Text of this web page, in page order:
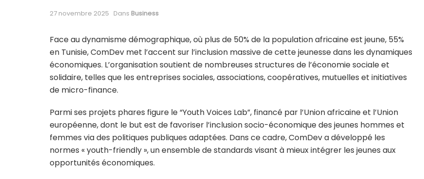
27 novembre 2025 Dans Business
Face au dynamisme démographique, où plus de 50% de la population africaine est jeune, 55%
en Tunisie, ComDev met l’accent sur l’inclusion massive de cette jeunesse dans les dynamiques
économiques. L’organisation soutient de nombreuses structures de l’économie sociale et
solidaire, telles que les entreprises sociales, associations, coopératives, mutuelles et initiatives
de micro-finance.
Parmi ses projets phares figure le “Youth Voices Lab”, financé par l’Union africaine et l’Union
européenne, dont le but est de favoriser l’inclusion socio-économique des jeunes hommes et
femmes via des politiques publiques adaptées. Dans ce cadre, ComDev a développé les
normes « youth-friendly », un ensemble de standards visant à mieux intégrer les jeunes aux
opportunités économiques.